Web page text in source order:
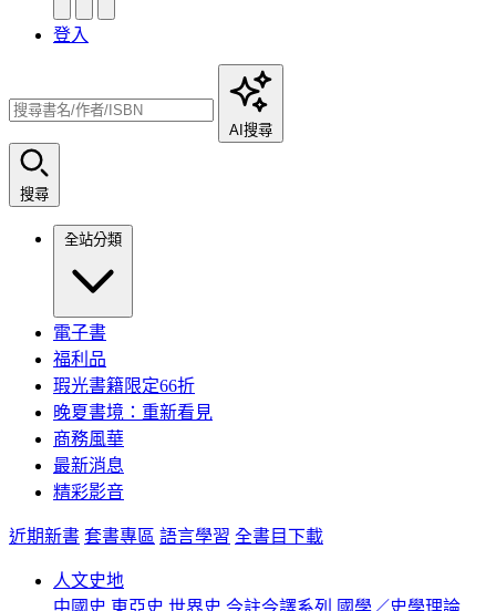
登入
AI搜尋
搜尋
全站分類
電子書
福利品
瑕光書籍限定66折
晚夏書境：重新看見
商務風華
最新消息
精彩影音
近期新書 套書專區 語言學習 全書目下載
人文史地
中國史 東亞史 世界史 今註今譯系列 國學／史學理論